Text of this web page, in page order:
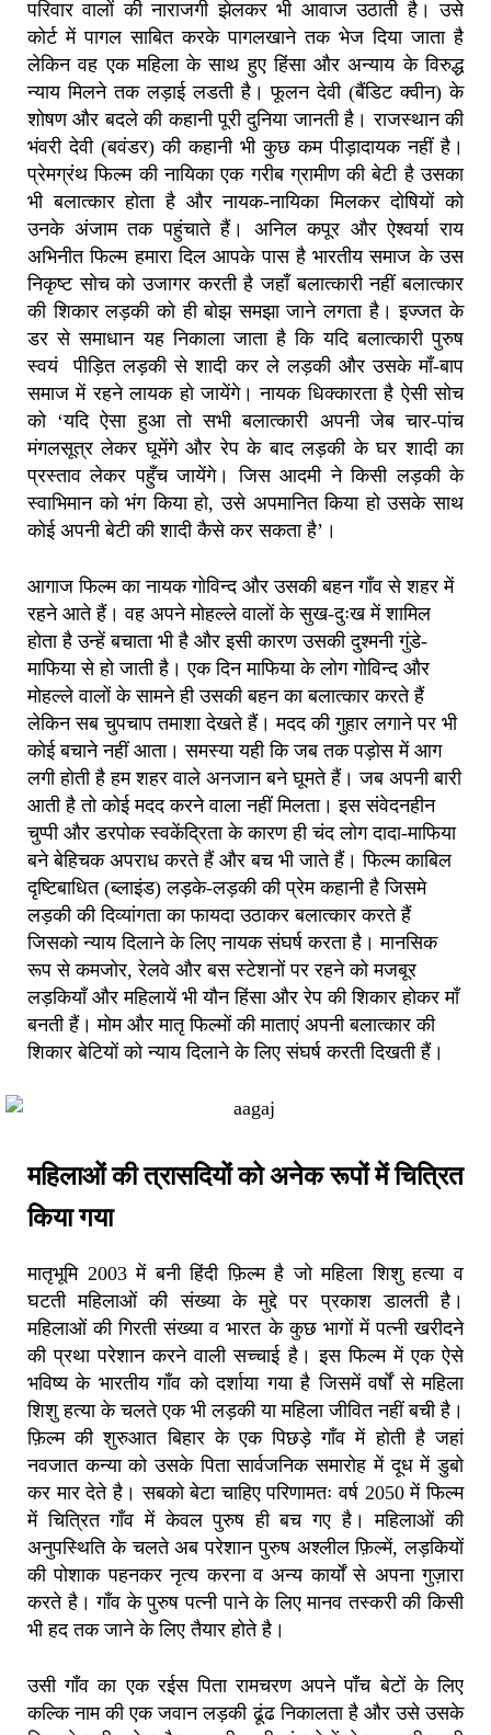
परिवार वालों की नाराजगी झेलकर भी आवाज उठाती है। उसे
कोर्ट में पागल साबित करके पागलखाने तक भेज दिया जाता है
लेकिन वह एक महिला के साथ हुए हिंसा और अन्याय के विरुद्ध
न्याय मिलने तक लड़ाई लडती है। फूलन देवी (बैंडिट क्वीन) के
शोषण और बदले की कहानी पूरी दुनिया जानती है। राजस्थान की
भंवरी देवी (बवंडर) की कहानी भी कुछ कम पीड़ादायक नहीं है।
प्रेमग्रंथ फिल्म की नायिका एक गरीब ग्रामीण की बेटी है उसका
भी बलात्कार होता है और नायक-नायिका मिलकर दोषियों को
उनके अंजाम तक पहुंचाते हैं। अनिल कपूर और ऐश्वर्या राय
अभिनीत फिल्म हमारा दिल आपके पास है भारतीय समाज के उस
निकृष्ट सोच को उजागर करती है जहाँ बलात्कारी नहीं बलात्कार
की शिकार लड़की को ही बोझ समझा जाने लगता है। इज्जत के
डर से समाधान यह निकाला जाता है कि यदि बलात्कारी पुरुष
स्वयं पीड़ित लड़की से शादी कर ले लड़की और उसके माँ-बाप
समाज में रहने लायक हो जायेंगे। नायक धिक्कारता है ऐसी सोच
को ‘यदि ऐसा हुआ तो सभी बलात्कारी अपनी जेब चार-पांच
मंगलसूत्र लेकर घूमेंगे और रेप के बाद लड़की के घर शादी का
प्रस्ताव लेकर पहुँच जायेंगे। जिस आदमी ने किसी लड़की के
स्वाभिमान को भंग किया हो, उसे अपमानित किया हो उसके साथ
कोई अपनी बेटी की शादी कैसे कर सकता है’।
आगाज फिल्म का नायक गोविन्द और उसकी बहन गाँव से शहर में
रहने आते हैं। वह अपने मोहल्ले वालों के सुख-दुःख में शामिल
होता है उन्हें बचाता भी है और इसी कारण उसकी दुश्मनी गुंडे-
माफिया से हो जाती है। एक दिन माफिया के लोग गोविन्द और
मोहल्ले वालों के सामने ही उसकी बहन का बलात्कार करते हैं
लेकिन सब चुपचाप तमाशा देखते हैं। मदद की गुहार लगाने पर भी
कोई बचाने नहीं आता। समस्या यही कि जब तक पड़ोस में आग
लगी होती है हम शहर वाले अनजान बने घूमते हैं। जब अपनी बारी
आती है तो कोई मदद करने वाला नहीं मिलता। इस संवेदनहीन
चुप्पी और डरपोक स्वकेंद्रिता के कारण ही चंद लोग दादा-माफिया
बने बेहिचक अपराध करते हैं और बच भी जाते हैं। फिल्म काबिल
दृष्टिबाधित (ब्लाइंड) लड़के-लड़की की प्रेम कहानी है जिसमे
लड़की की दिव्यांगता का फायदा उठाकर बलात्कार करते हैं
जिसको न्याय दिलाने के लिए नायक संघर्ष करता है। मानसिक
रूप से कमजोर, रेलवे और बस स्टेशनों पर रहने को मजबूर
लड़कियाँ और महिलायें भी यौन हिंसा और रेप की शिकार होकर माँ
बनती हैं। मोम और मातृ फिल्मों की माताएं अपनी बलात्कार की
शिकार बेटियों को न्याय दिलाने के लिए संघर्ष करती दिखती हैं।
महिलाओं की त्रासदियों को अनेक रूपों में चित्रित
किया गया
मातृभूमि 2003 में बनी हिंदी फ़िल्म है जो महिला शिशु हत्या व
घटती महिलाओं की संख्या के मुद्दे पर प्रकाश डालती है।
महिलाओं की गिरती संख्या व भारत के कुछ भागों में पत्नी खरीदने
की प्रथा परेशान करने वाली सच्चाई है। इस फिल्म में एक ऐसे
भविष्य के भारतीय गाँव को दर्शाया गया है जिसमें वर्षों से महिला
शिशु हत्या के चलते एक भी लड़की या महिला जीवित नहीं बची है।
फ़िल्म की शुरुआत बिहार के एक पिछड़े गाँव में होती है जहां
नवजात कन्या को उसके पिता सार्वजनिक समारोह में दूध में डुबो
कर मार देते है। सबको बेटा चाहिए परिणामतः वर्ष 2050 में फिल्म
में चित्रित गाँव में केवल पुरुष ही बच गए है। महिलाओं की
अनुपस्थिति के चलते अब परेशान पुरुष अश्लील फ़िल्में, लड़कियों
की पोशाक पहनकर नृत्य करना व अन्य कार्यों से अपना गुज़ारा
करते है। गाँव के पुरुष पत्नी पाने के लिए मानव तस्करी की किसी
भी हद तक जाने के लिए तैयार होते है।
उसी गाँव का एक रईस पिता रामचरण अपने पाँच बेटों के लिए
कल्कि नाम की एक जवान लड़की ढूंढ निकालता है और उसे उसके